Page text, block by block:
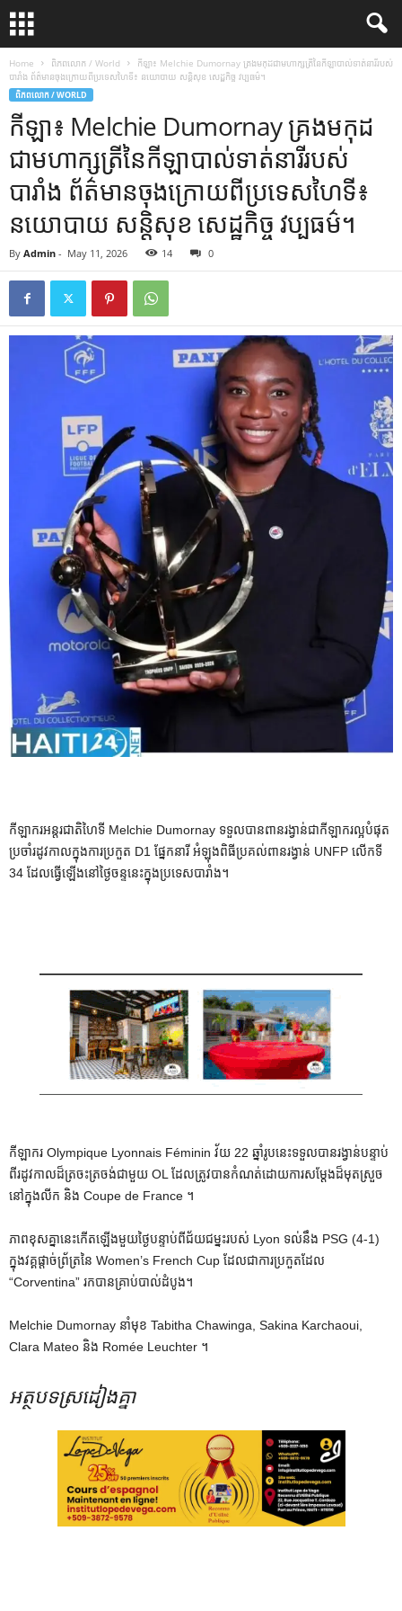
Home ពិភពលោក / World
កីឡា៖ Melchie Dumornay គ្រង​មកុដ​ជា​មហាក្សត្រី​នៃ​កីឡា​បាល់ទាត់​នារី​របស់​
បារាំង ព័ត៌មាន​ចុងក្រោយ​ពី​ប្រទេស​ហៃទី៖ នយោបាយ សន្តិសុខ សេដ្ឋកិច្ច វប្បធម៌។
ពិភពលោក / WORLD
កីឡា៖ Melchie Dumornay គ្រង​មកុដ​
ជា​មហាក្សត្រី​នៃ​កីឡា​បាល់ទាត់​នារី​របស់​
បារាំង ព័ត៌មាន​ចុងក្រោយ​ពី​ប្រទេស​ហៃទី៖
នយោបាយ សន្តិសុខ សេដ្ឋកិច្ច វប្បធម៌។
By Admin - May 11, 2026 14 0
កីឡាករអន្តរជាតិហៃទី Melchie Dumornay ទទួលបានពានរង្វាន់ជាកីឡាករល្អបំផុត
ប្រចាំរដូវកាលក្នុងការប្រកួត D1 ផ្នែកនារី អំឡុងពិធីប្រគល់ពានរង្វាន់ UNFP លើកទី
34 ដែលធ្វើឡើងនៅថ្ងៃចន្ទនេះក្នុងប្រទេសបារាំង។
កីឡាករ Olympique Lyonnais Féminin វ័យ 22 ឆ្នាំរូបនេះទទួលបានរង្វាន់បន្ទាប់
ពីរដូវកាលដ៏ត្រចះត្រចង់ជាមួយ OL ដែលត្រូវបានកំណត់ដោយការសម្តែងដ៏មុតស្រួច
នៅក្នុងលីក និង Coupe de France ។
ភាពខុសគ្នានេះកើតឡើងមួយថ្ងៃបន្ទាប់ពីជ័យជម្នះរបស់ Lyon ទល់នឹង PSG (4-1)
ក្នុងវគ្គផ្តាច់ព្រ័ត្រនៃ Women’s French Cup ដែលជាការប្រកួតដែល
“Corventina” រកបានគ្រាប់បាល់ដំបូង។
Melchie Dumornay នាំមុខ Tabitha Chawinga, Sakina Karchaoui,
Clara Mateo និង Romée Leuchter ។
អត្ថបទស្រដៀងគ្នា